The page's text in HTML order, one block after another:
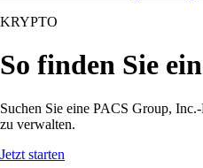
KRYPTO
So finden Sie
Suchen Sie eine PACS Group,
zu verwalten.
Jetzt starten